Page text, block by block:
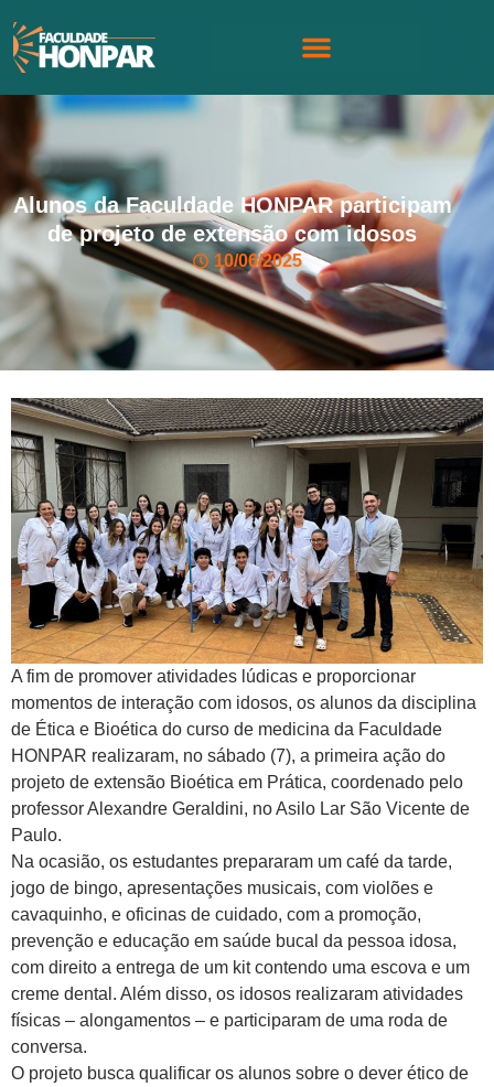
Alunos da Faculdade HONPAR participam
de projeto de extensão com idosos
10/06/2025
A fim de promover atividades lúdicas e proporcionar
momentos de interação com idosos, os alunos da disciplina
de Ética e Bioética do curso de medicina da Faculdade
HONPAR realizaram, no sábado (7), a primeira ação do
projeto de extensão Bioética em Prática, coordenado pelo
professor Alexandre Geraldini, no Asilo Lar São Vicente de
Paulo.
Na ocasião, os estudantes prepararam um café da tarde,
jogo de bingo, apresentações musicais, com violões e
cavaquinho, e oficinas de cuidado, com a promoção,
prevenção e educação em saúde bucal da pessoa idosa,
com direito a entrega de um kit contendo uma escova e um
creme dental. Além disso, os idosos realizaram atividades
físicas – alongamentos – e participaram de uma roda de
conversa.
O projeto busca qualificar os alunos sobre o dever ético de